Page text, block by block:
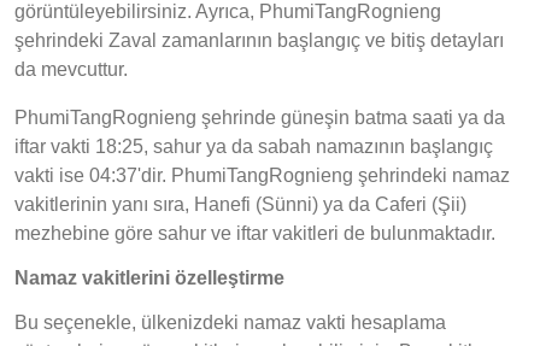
görüntüleyebilirsiniz. Ayrıca, PhumiTangRognieng
şehrindeki Zaval zamanlarının başlangıç ve bitiş detayları
da mevcuttur.
PhumiTangRognieng şehrinde güneşin batma saati ya da
iftar vakti 18:25, sahur ya da sabah namazının başlangıç
vakti ise 04:37'dir. PhumiTangRognieng şehrindeki namaz
vakitlerinin yanı sıra, Hanefi (Sünni) ya da Caferi (Şii)
mezhebine göre sahur ve iftar vakitleri de bulunmaktadır.
Namaz vakitlerini özelleştirme
Bu seçenekle, ülkenizdeki namaz vakti hesaplama